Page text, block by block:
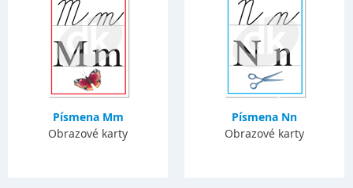
Písmena Mm
Obrazové karty
Písmena Nn
Obrazové karty